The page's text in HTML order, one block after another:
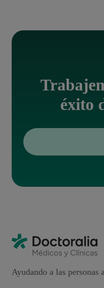
seguridad de la
éxito
Ayudando a las